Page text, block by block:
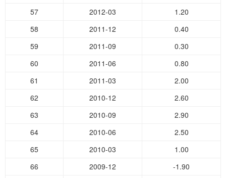
57
2012-03
1.20
58
2011-12
0.40
59
2011-09
0.30
60
2011-06
0.80
61
2011-03
2.00
62
2010-12
2.60
63
2010-09
2.90
64
2010-06
2.50
65
2010-03
1.00
66
2009-12
-1.90